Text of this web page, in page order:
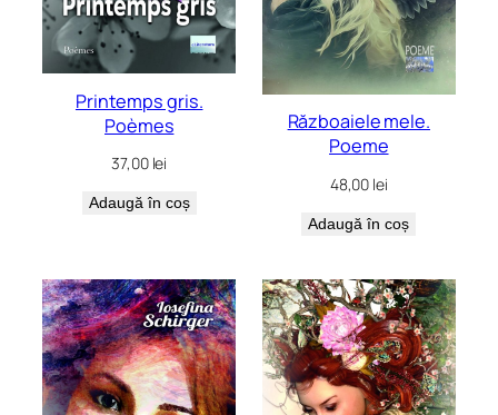
Printemps gris.
Poèmes
37,00 lei
Adaugă în coș
Războaiele mele.
Poeme
48,00 lei
Adaugă în coș